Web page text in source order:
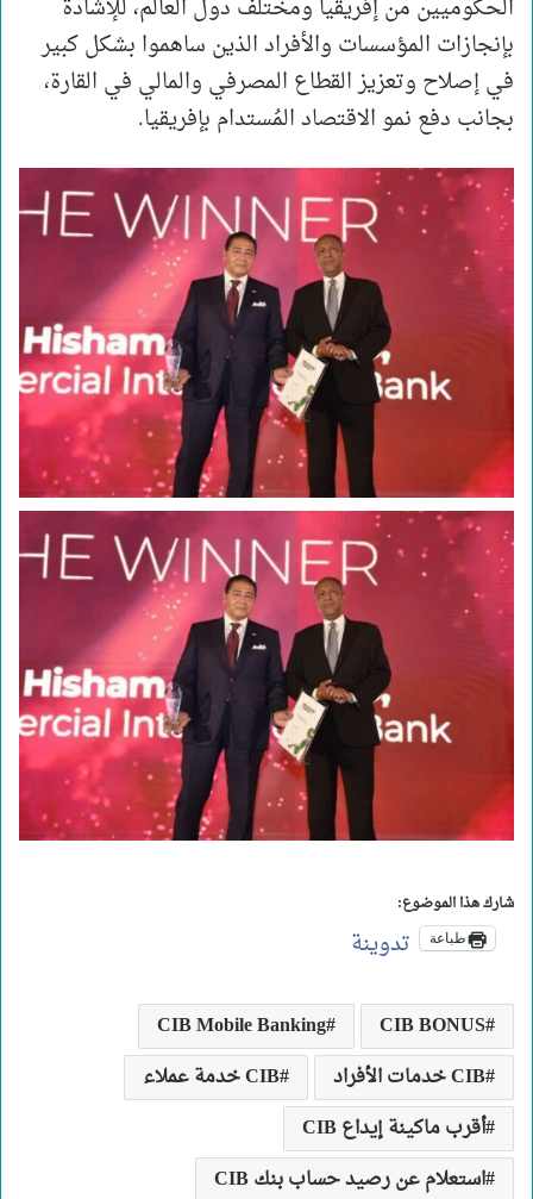
الحكوميين من إفريقيا ومختلف دول العالم، للإشادة
بإنجازات المؤسسات والأفراد الذين ساهموا بشكل كبير
في إصلاح وتعزيز القطاع المصرفي والمالي في القارة،
بجانب دفع نمو الاقتصاد المُستدام بإفريقيا.
شارك هذا الموضوع:
طباعة تدوينة
CIB BONUS
CIB Mobile Banking
CIB خدمات الأفراد
CIB خدمة عملاء
أقرب ماكينة إيداع CIB
استعلام عن رصيد حساب بنك CIB